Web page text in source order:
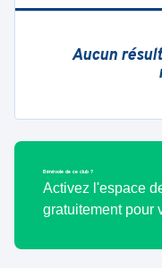
Aucun
Bénévole de ce club ?
Activez l'espace
gratuitement pour